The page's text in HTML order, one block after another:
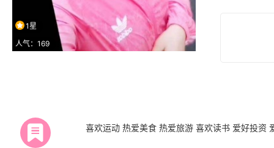
1星
人气：169
喜欢运动 热爱美食 热爱旅游 喜欢读书 爱好投资